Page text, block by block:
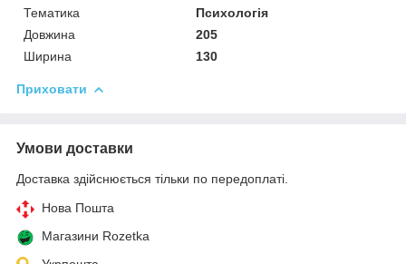
Тематика
Психологія
Довжина
205
Ширина
130
Приховати
Умови доставки
Доставка здійснюється тільки по передоплаті.
Нова Пошта
Магазини Rozetka